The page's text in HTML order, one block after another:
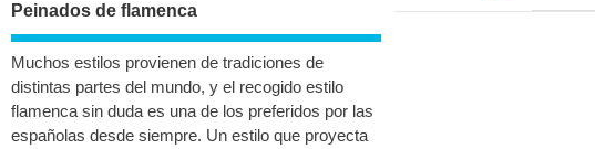
Peinados de flamenca
Muchos estilos provienen de tradiciones de
distintas partes del mundo, y el recogido estilo
flamenca sin duda es una de los preferidos por las
españolas desde siempre. Un estilo que proyecta